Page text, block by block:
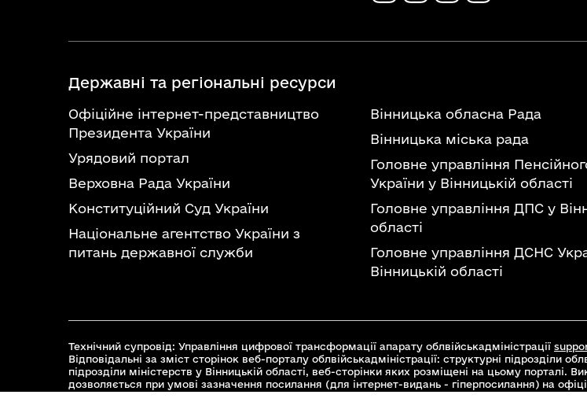
Державні та регіональні ресурси
Офіційне інтернет-представництво
Президента України
Урядовий портал
Верховна Рада України
Конституційний Суд України
Національне агентство України з
питань державної служби
Вінницька обласна Рада
Вінницька міська рада
Головне управління
України у Вінницькій області
Головне управління ДПС у
області
Головне управління ДСНС
Вінницькій області
Технічний супровід: Управління цифрової трансформації апарату облвійськадміністрації
Відповідальні за зміст сторінок веб-порталу облвійськадміністрації: структурні підрозділи
підрозділи міністерств у Вінницькій області, веб-сторінки яких розміщені на цьому порталі.
дозволяється при умові зазначення посилання (для інтернет-видань - гіперпосилання) на